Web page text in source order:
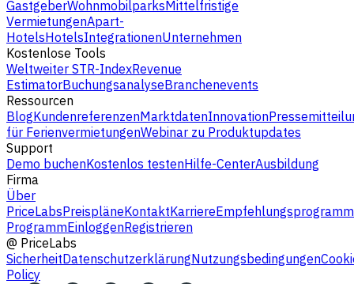
GastgeberWohnmobilparksMittelfristige
VermietungenApart-
HotelsHotelsIntegrationenUnternehmen
Kostenlose Tools
Weltweiter STR-IndexRevenue
EstimatorBuchungsanalyseBranchenevents
Ressourcen
BlogKundenreferenzenMarktdatenInnovation
für FerienvermietungenWebinar zu Produktupdates
Support
Demo buchenKostenlos testenHilfe-CenterAusbildung
Firma
Über
PriceLabsPreispläneKontaktKarriereEmpfehlungsprogramm
ProgrammEinloggenRegistrieren
@ PriceLabs
SicherheitDatenschutzerklärungNutzungsbedingungen
Policy